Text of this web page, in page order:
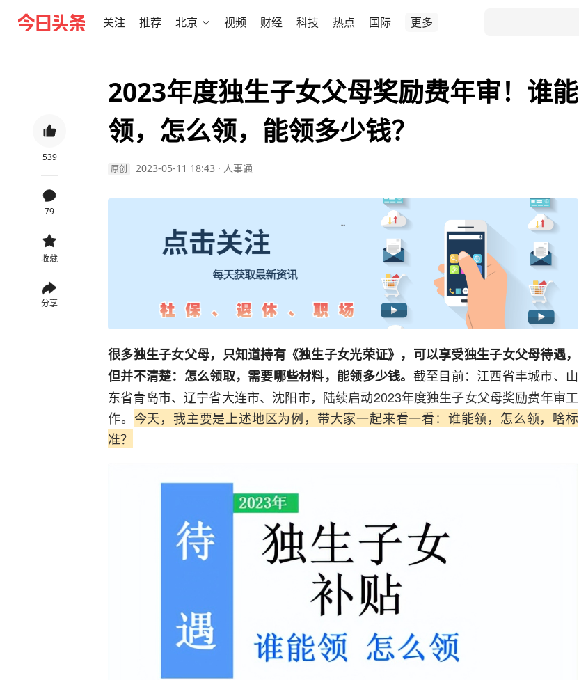
关注 推荐 北京 视频 财经 科技 热点 国际 更多
539
79
收藏
分享
2023年度独生子女父母奖励费年审！谁能
领，怎么领，能领多少钱？
原创 2023-05-11 18:43 · 人事通
很多独生子女父母，只知道持有《独生子女光荣证》，可以享受独生子女父母待遇，
但并不清楚：怎么领取，需要哪些材料，能领多少钱。 截至目前：江西省丰城市、山
东省青岛市、辽宁省大连市、沈阳市， 陆续启动2023年度独生子女父母奖励费年审工
作。 今天，我主要是上述地区为例，带大家一起来看一看：谁能领，怎么领，啥标
准？